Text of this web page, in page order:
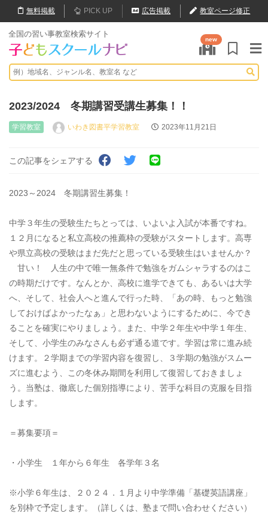
無料掲載 PICK UP 広告掲載 教室ページ修正
全国の習い事教室検索サイト
new
2023/2024 冬期講習受講生募集！！
学習教室 いわき図書平学習教室 2023年11月21日
この記事をシェアする
2023～2024 冬期講習生募集！
中学３年生の受験生たちとっては、いよいよ入試が本番ですね。
１２月になると私立高校の推薦枠の受験がスタートします。高専
や県立高校の受験はまだ先だと思っている受験生はいませんか？
甘い！ 人生の中で唯一無条件で勉強をガムシャラするのはこ
の時期だけです。なんとか、高校に進学できても、あるいは大学
へ、そして、社会人へと進んで行った時、「あの時、もっと勉強
しておけばよかったなぁ」と思わないようにするために、今でき
ることを確実にやりましょう。また、中学２年生や中学１年生、
そして、小学生のみなさんも必ず通る道です。学習は常に進み続
けます。２学期までの学習内容を復習し、３学期の勉強がスムー
ズに進むよう、この冬休み期間を利用して復習しておきましょ
う。当塾は、徹底した個別指導により、苦手な科目の克服を目指
します。
＝募集要項＝
・小学生 １年から６年生 各学年３名
※小学６年生は、２０２４．１月より中学準備「基礎英語講座」
を別枠で予定します。（詳しくは、塾まで問い合わせください）